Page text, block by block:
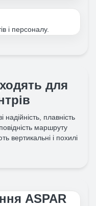
і персоналу.
для
надійність, плавність
маршруту
вертикальні і похилі
ASPAR